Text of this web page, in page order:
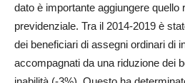
dato è importante aggiungere quello
previdenziale. Tra il 2014-2019 è
dei beneficiari di assegni ordinari di
accompagnati da una riduzione dei